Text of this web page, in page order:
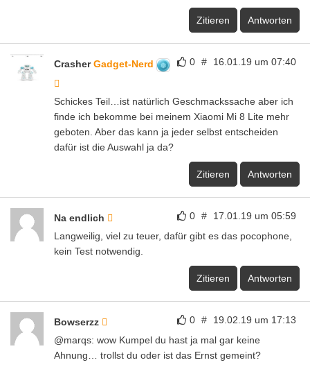
Zitieren Antworten
0 # 16.01.19 um 07:40
CrasherGadget-Nerd
Schickes Teil…ist natürlich Geschmackssache aber ich
finde ich bekomme bei meinem Xiaomi Mi 8 Lite mehr
geboten. Aber das kann ja jeder selbst entscheiden
dafür ist die Auswahl ja da?
Zitieren Antworten
0 # 17.01.19 um 05:59
Na endlich
Langweilig, viel zu teuer, dafür gibt es das pocophone,
kein Test notwendig.
Zitieren Antworten
0 # 19.02.19 um 17:13
Bowserzz
@marqs: wow Kumpel du hast ja mal gar keine
Ahnung… trollst du oder ist das Ernst gemeint?